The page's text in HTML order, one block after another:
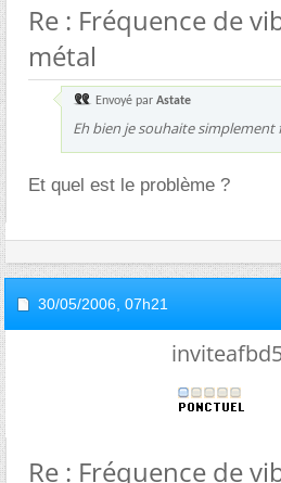
Re : Fréquence de
métal
Envoyé par Astate
Eh bien je souhaite simplement
Et quel est le problème ?
30/05/2006, 07h21
Re : Fréquence de